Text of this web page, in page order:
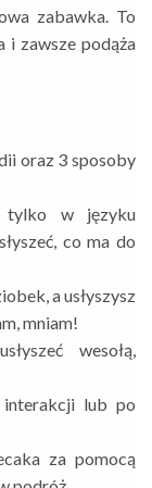
zabawka. To
i zawsze podąża
oraz 3 sposoby
tylko w języku
co ma do
a usłyszysz
mniam!
wesołą,
lub po
za pomocą